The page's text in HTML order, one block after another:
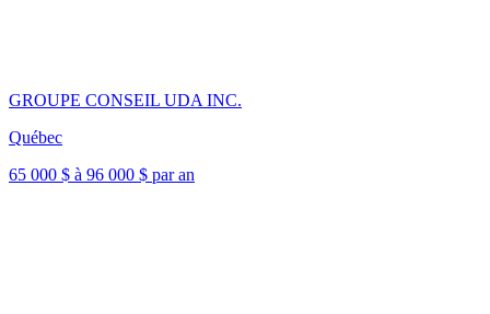
GROUPE CONSEIL UDA INC.
Québec
65 000 $ à 96 000 $ par an